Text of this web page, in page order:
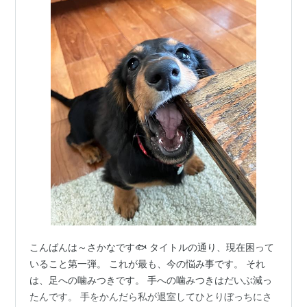
こんばんは～さかなです🐟 タイトルの通り、現在困って
いること第一弾。 これが最も、今の悩み事です。 それ
は、足への噛みつきです。 手への噛みつきはだいぶ減っ
たんです。 手をかんだら私が退室してひとりぼっちにさ